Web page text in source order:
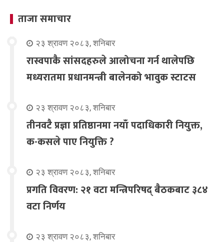
ताजा समाचार
२३ श्रावण २०८३, शनिबार
रास्वपाकै सांसदहरुले आलोचना गर्न थालेपछि
मध्यरातमा प्रधानमन्त्री बालेनको भावुक स्टाटस
२३ श्रावण २०८३, शनिबार
तीनवटै प्रज्ञा प्रतिष्ठानमा नयाँ पदाधिकारी नियुक्त,
क-कसले पाए नियुक्ति ?
२३ श्रावण २०८३, शनिबार
प्रगति विवरण: २१ वटा मन्त्रिपरिषद् बैठकबाट ३८४
वटा निर्णय
२३ श्रावण २०८३, शनिबार